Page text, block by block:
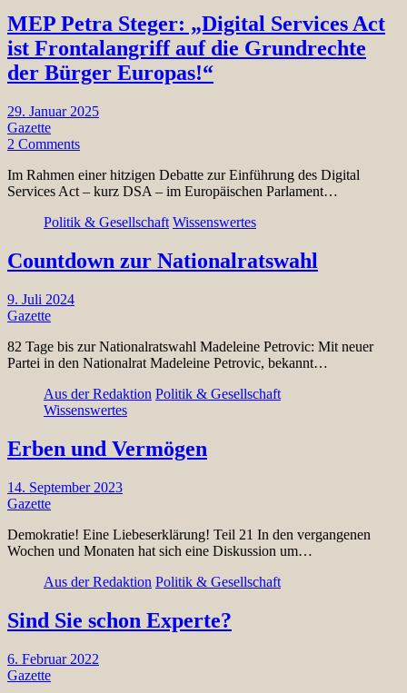
MEP Petra Steger: „Digital Services Act
ist Frontalangriff auf die Grundrechte
der Bürger Europas!“
29. Januar 2025
Gazette
2 Comments
Im Rahmen einer hitzigen Debatte zur Einführung des Digital
Services Act – kurz DSA – im Europäischen Parlament…
Politik & Gesellschaft Wissenswertes
Countdown zur Nationalratswahl
9. Juli 2024
Gazette
82 Tage bis zur Nationalratswahl Madeleine Petrovic: Mit neuer
Partei in den Nationalrat Madeleine Petrovic, bekannt…
Aus der Redaktion Politik & Gesellschaft
Wissenswertes
Erben und Vermögen
14. September 2023
Gazette
Demokratie! Eine Liebeserklärung! Teil 21 In den vergangenen
Wochen und Monaten hat sich eine Diskussion um…
Aus der Redaktion Politik & Gesellschaft
Sind Sie schon Experte?
6. Februar 2022
Gazette